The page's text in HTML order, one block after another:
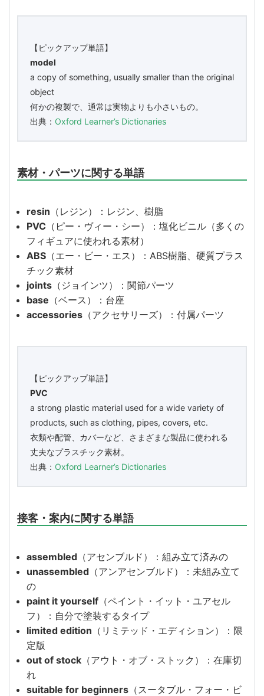
【ピックアップ単語】
model
a copy of something, usually smaller than the original
object
何かの複製で、通常は実物よりも小さいもの。
出典： Oxford Learner’s Dictionaries
素材・パーツに関する単語
resin （レジン）：レジン、樹脂
PVC （ピー・ヴィー・シー）：塩化ビニル（多くの
フィギュアに使われる素材）
ABS （エー・ビー・エス）：ABS樹脂、硬質プラス
チック素材
joints （ジョインツ）：関節パーツ
base （ベース）：台座
accessories （アクセサリーズ）：付属パーツ
【ピックアップ単語】
PVC
a strong plastic material used for a wide variety of
products, such as clothing, pipes, covers, etc.
衣類や配管、カバーなど、さまざまな製品に使われる
丈夫なプラスチック素材。
出典： Oxford Learner’s Dictionaries
接客・案内に関する単語
assembled （アセンブルド）：組み立て済みの
unassembled （アンアセンブルド）：未組み立て
の
paint it yourself （ペイント・イット・ユアセル
フ）：自分で塗装するタイプ
limited edition （リミテッド・エディション）：限
定版
out of stock （アウト・オブ・ストック）：在庫切
れ
suitable for beginners （スータブル・フォー・ビ